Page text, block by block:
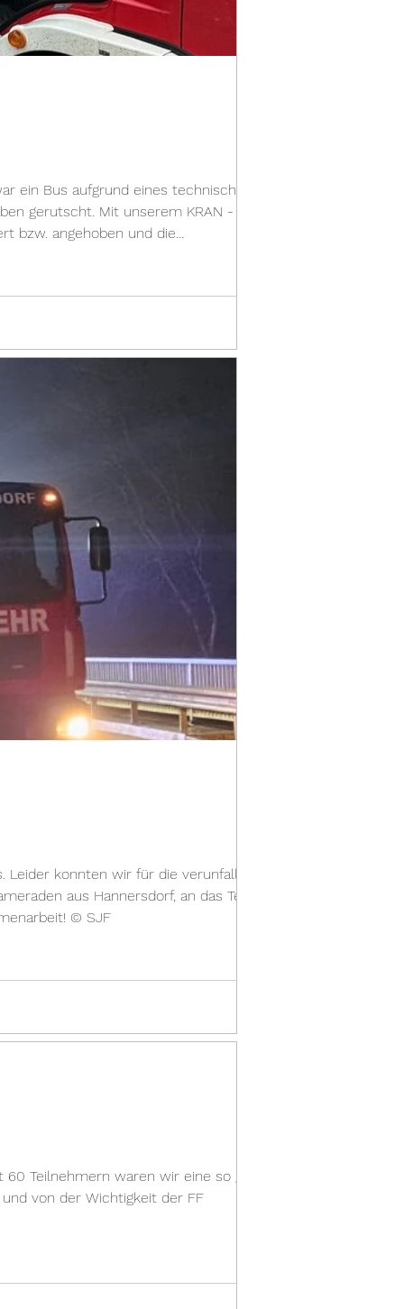
ein Bus aufgrund eines technischen
gerutscht. Mit unserem KRAN - und
bzw. angehoben und die
Leider konnten wir für die verunfallte
aus Hannersdorf, an das Team
© SJF
Teilnehmern waren wir eine so große
von der Wichtigkeit der FF